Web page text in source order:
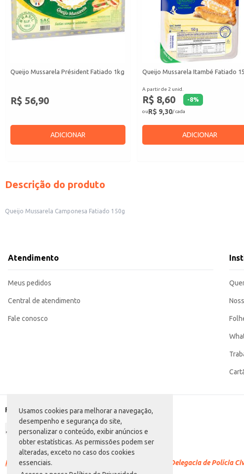
Usamos cookies para melhorar a navegação,
desempenho e segurança do site,
personalizar o conteúdo, exibir anúncios e
obter estatísticas. As permissões podem ser
alteradas, exceto no caso dos cookies
essenciais.
Queijo Mussarela Président Fatiado 1kg
R$ 56,90
ADICIONAR
Queijo Mussarela Itambé Fatiado
A partir de 2 unid.
R$ 8,60 -8%
ouR$ 9,30/ cada
ADICIONAR
Descrição do produto
Queijo Mussarela Camponesa Fatiado 150g
Atendimento
Meus pedidos
Central de atendimento
Fale conosco
Formas de pagamento
Racismo é crime. Denuncie. Disque 100 ou procure a Delegacia de Polícia